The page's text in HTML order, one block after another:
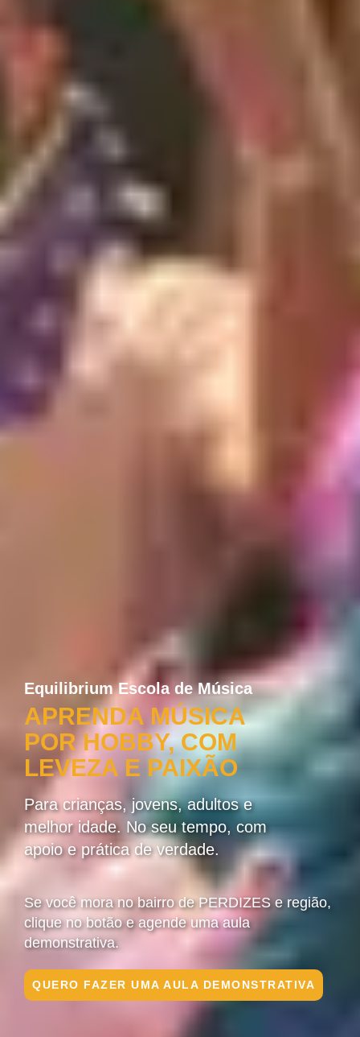
Equilibrium Escola de Música
APRENDA MÚSICA
POR HOBBY, COM
LEVEZA E PAIXÃO
Para crianças, jovens, adultos e
melhor idade. No seu tempo, com
apoio e prática de verdade.
Se você mora no bairro de PERDIZES e região,
clique no botão e agende uma aula
demonstrativa.
QUERO FAZER UMA AULA DEMONSTRATIVA